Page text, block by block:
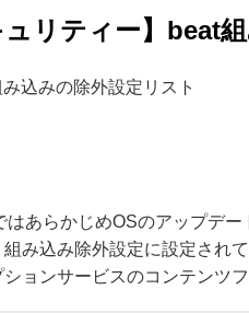
ュリティー】beat
み込みの除外設定リスト
はあらかじめOSのアップデ
組み込み除外設定に設定され
ョンサービスのコンテンツ